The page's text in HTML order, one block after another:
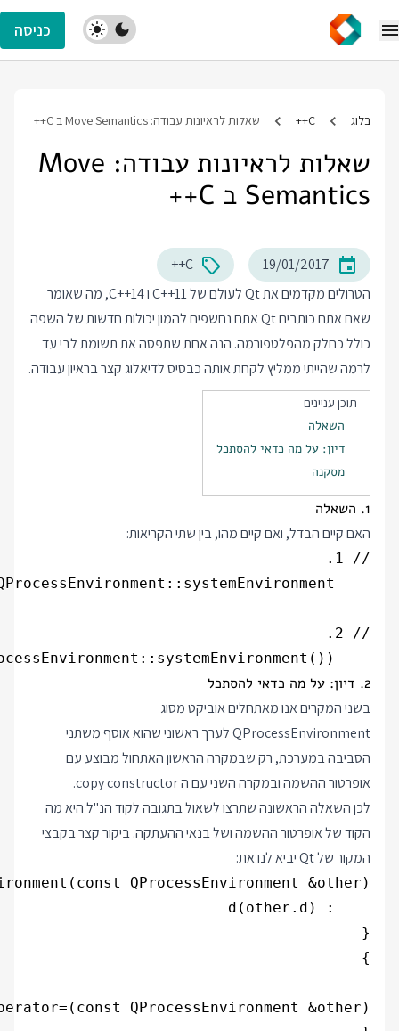
כניסה
בלוג C++ שאלות לראיונות עבודה: Move Semantics ב C++
שאלות לראיונות עבודה: Move
Semantics ב C++
19/01/2017
C++
הטרולים מקדמים את Qt לעולם של C++11 ו C++14, מה שאומר
שאם אתם כותבים Qt אתם נחשפים להמון יכולות חדשות של השפה
כולל כחלק מהפלטפורמה. הנה אחת שתפסה את תשומת לבי עד
לרמה שהייתי ממליץ לקחת אותה כבסיס לדיאלוג קצר בראיון עבודה.
תוכן עניינים
השאלה
דיון: על מה כדאי להסתכל
מסקנה
1. השאלה
האם קיים הבדל, ואם קיים מהו, בין שתי הקריאות:
2. דיון: על מה כדאי להסתכל
בשני המקרים אנו מאתחלים אוביקט מסוג
QProcessEnvironment לערך ראשוני שהוא אוסף משתני
הסביבה במערכת, רק שבמקרה הראשון האתחול מבוצע עם
אופרטור ההשמה ובמקרה השני עם ה copy constructor.
לכן השאלה הראשונה שתרצו לשאול בתגובה לקוד הנ"ל היא מה
הקוד של אופרטור ההשמה ושל בנאי ההעתקה. ביקור קצר בקבצי
המקור של Qt יביא לנו את: